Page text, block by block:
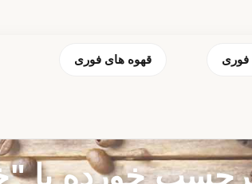
فوری قهوه های فوری
خورده با